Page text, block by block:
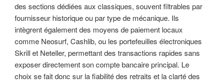
des sections dédiées aux classiques, souvent filtrables par
fournisseur historique ou par type de mécanique. Ils
intègrent également des moyens de paiement locaux
comme Neosurf, Cashlib, ou les portefeuilles électroniques
Skrill et Neteller, permettant des transactions rapides sans
exposer directement son compte bancaire principal. Le
choix se fait donc sur la fiabilité des retraits et la clarté des